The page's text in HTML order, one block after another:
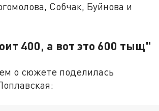
Собчак, Буйнова и
400, а вот это 600 тыщ"
о сюжете поделилась